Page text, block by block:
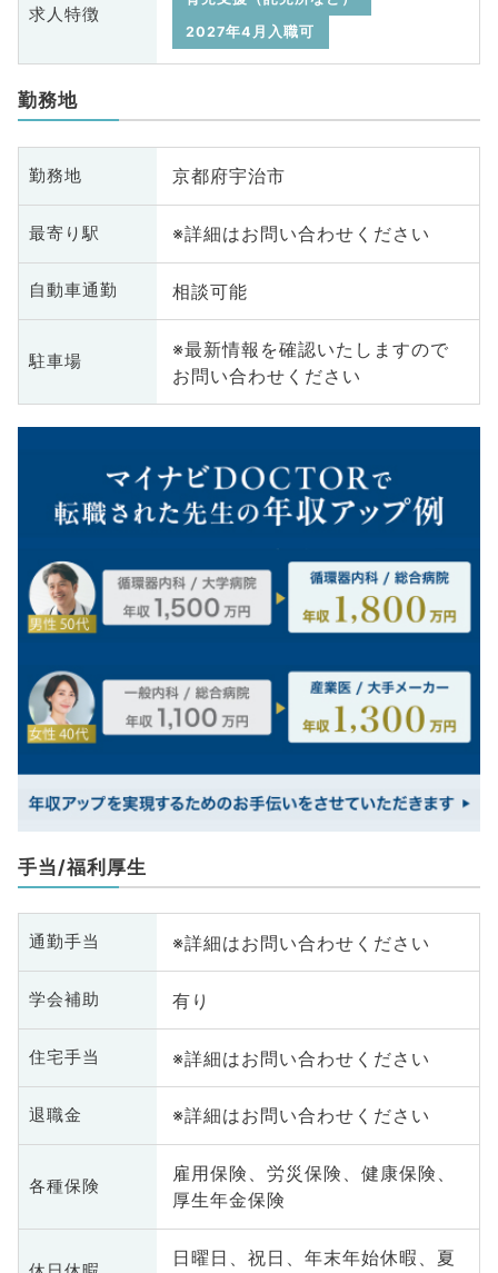
求人特徴
2027年4月入職可
勤務地
勤務地 京都府宇治市
最寄り駅 ※詳細はお問い合わせください
自動車通勤 相談可能
駐車場
※最新情報を確認いたしますので
お問い合わせください
手当/福利厚生
通勤手当 ※詳細はお問い合わせください
学会補助 有り
住宅手当 ※詳細はお問い合わせください
退職金 ※詳細はお問い合わせください
各種保険
雇用保険、労災保険、健康保険、
厚生年金保険
日曜日、祝日、年末年始休暇、夏